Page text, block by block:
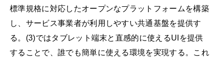
標準規格に対応したオープンなプラットフォームを構築
し、サービス事業者が利用しやすい共通基盤を提供す
る。(3)ではタブレット端末と直感的に使えるUIを提供
することで、誰でも簡単に使える環境を実現する。これ